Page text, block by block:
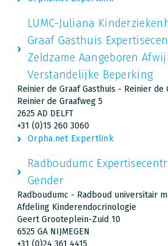
LUMC-Juliana
Graaf Gasthuis
Zeldzame Aangeboren
Verstandelijke Beperking
Reinier de Graaf Gasthuis - Reinier de
Reinier de Graafweg 5
2625 AD DELFT
+31 (0)15 260 3060
Orpha.net Expertlink
Radboudumc
Gender
Radboudumc - Radboud universitair
Afdeling Kinderendocrinologie
Geert Grooteplein-Zuid 10
6525 GA NIJMEGEN
+31 (0)24 361 4415